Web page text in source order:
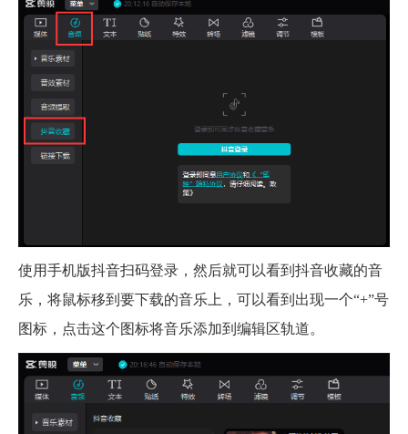
使用手机版抖音扫码登录，然后就可以看到抖音收藏的音
乐，将鼠标移到要下载的音乐上，可以看到出现一个“+”号
图标，点击这个图标将音乐添加到编辑区轨道。